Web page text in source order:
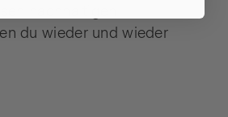
du wieder und wieder